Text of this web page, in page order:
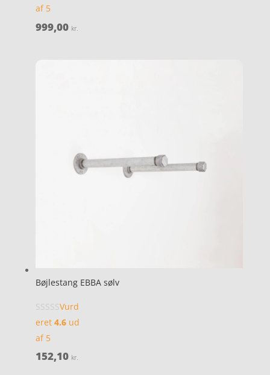
af 5
999,00 kr.
Bøjlestang EBBA sølv
Vurd
eret 4.6ud
af 5
152,10 kr.